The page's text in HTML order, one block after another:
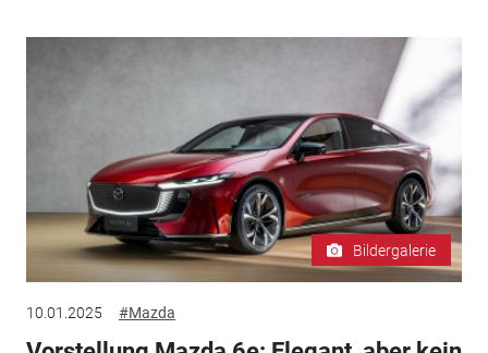
Bildergalerie
10.01.2025 #Mazda